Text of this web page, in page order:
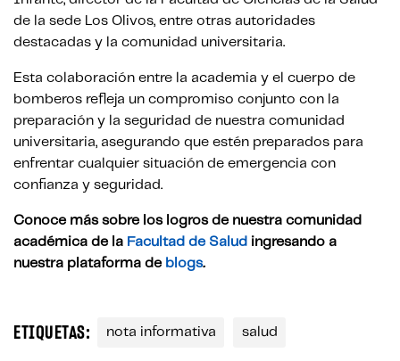
de la sede Los Olivos, entre otras autoridades
destacadas y la comunidad universitaria.
Esta colaboración entre la academia y el cuerpo de
bomberos refleja un compromiso conjunto con la
preparación y la seguridad de nuestra comunidad
universitaria, asegurando que estén preparados para
enfrentar cualquier situación de emergencia con
confianza y seguridad.
Conoce más sobre los logros de nuestra comunidad
académica de la Facultad de Salud ingresando a
nuestra plataforma de blogs.
ETIQUETAS: nota informativa salud